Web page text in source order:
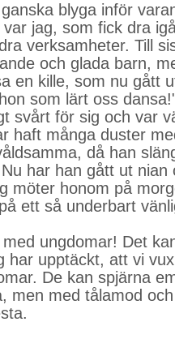
blyga inför
jag, som fick dra
verksamheter. Till
och glada barn,
en kille, som nu gått
som lärt oss
svårt för sig och var
haft många duster
då han
har han gått ut nian
möter honom på
ett så underbart
ungdomar! Det
har upptäckt, att vi
De kan spjärna
men med tålamod